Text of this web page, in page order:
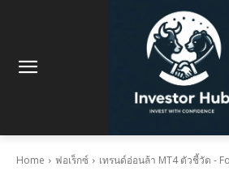
Home ฟอเร็กซ์ เทรนด์อ่อนล้า MT4 ตัวชี้วัด -